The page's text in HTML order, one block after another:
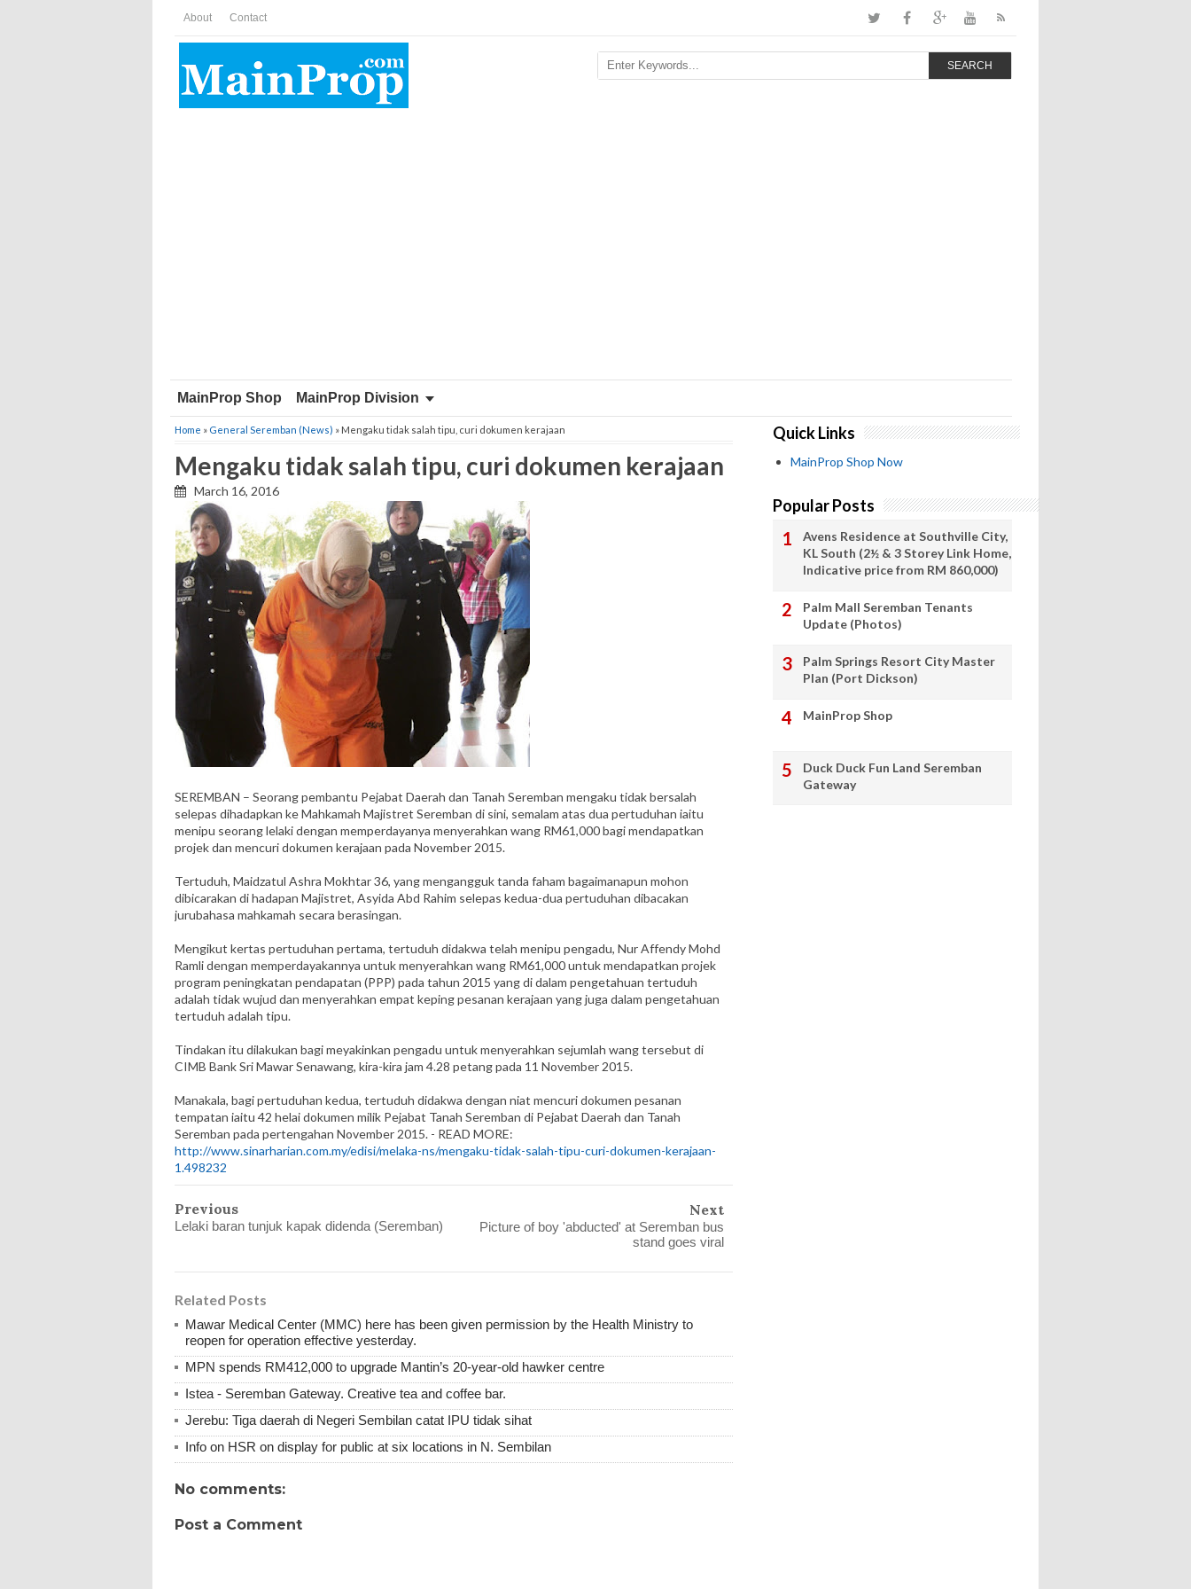
About Contact
SEARCH
MainProp Shop MainProp Division
Home » General Seremban (News) » Mengaku tidak salah tipu, curi dokumen kerajaan
Mengaku tidak salah tipu, curi dokumen kerajaan
March 16, 2016
SEREMBAN – Seorang pembantu Pejabat Daerah dan Tanah Seremban mengaku tidak bersalah
selepas dihadapkan ke Mahkamah Majistret Seremban di sini, semalam atas dua pertuduhan iaitu
menipu seorang lelaki dengan memperdayanya menyerahkan wang RM61,000 bagi mendapatkan
projek dan mencuri dokumen kerajaan pada November 2015.
Tertuduh, Maidzatul Ashra Mokhtar 36, yang mengangguk tanda faham bagaimanapun mohon
dibicarakan di hadapan Majistret, Asyida Abd Rahim selepas kedua-dua pertuduhan dibacakan
jurubahasa mahkamah secara berasingan.
Mengikut kertas pertuduhan pertama, tertuduh didakwa telah menipu pengadu, Nur Affendy Mohd
Ramli dengan memperdayakannya untuk menyerahkan wang RM61,000 untuk mendapatkan projek
program peningkatan pendapatan (PPP) pada tahun 2015 yang di dalam pengetahuan tertuduh
adalah tidak wujud dan menyerahkan empat keping pesanan kerajaan yang juga dalam pengetahuan
tertuduh adalah tipu.
Tindakan itu dilakukan bagi meyakinkan pengadu untuk menyerahkan sejumlah wang tersebut di
CIMB Bank Sri Mawar Senawang, kira-kira jam 4.28 petang pada 11 November 2015.
Manakala, bagi pertuduhan kedua, tertuduh didakwa dengan niat mencuri dokumen pesanan
tempatan iaitu 42 helai dokumen milik Pejabat Tanah Seremban di Pejabat Daerah dan Tanah
Seremban pada pertengahan November 2015. - READ MORE:
http://www.sinarharian.com.my/edisi/melaka-ns/mengaku-tidak-salah-tipu-curi-dokumen-kerajaan-
1.498232
Previous
Lelaki baran tunjuk kapak didenda (Seremban)
Next
Picture of boy 'abducted' at Seremban bus
stand goes viral
Related Posts
Mawar Medical Center (MMC) here has been given permission by the Health Ministry to
reopen for operation effective yesterday.
MPN spends RM412,000 to upgrade Mantin’s 20-year-old hawker centre
Istea - Seremban Gateway. Creative tea and coffee bar.
Jerebu: Tiga daerah di Negeri Sembilan catat IPU tidak sihat
Info on HSR on display for public at six locations in N. Sembilan
No comments:
Post a Comment
Quick Links
MainProp Shop Now
Popular Posts
Avens Residence at Southville City,
KL South (2½ & 3 Storey Link Home,
Indicative price from RM 860,000)
Palm Mall Seremban Tenants
Update (Photos)
Palm Springs Resort City Master
Plan (Port Dickson)
MainProp Shop
Duck Duck Fun Land Seremban
Gateway